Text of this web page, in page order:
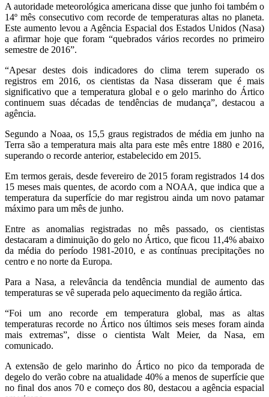
A autoridade meteorológica americana disse que junho foi também o
14º mês consecutivo com recorde de temperaturas altas no planeta.
Este aumento levou a Agência Espacial dos Estados Unidos (Nasa)
a afirmar hoje que foram “quebrados vários recordes no primeiro
semestre de 2016”.
“Apesar destes dois indicadores do clima terem superado os
registros em 2016, os cientistas da Nasa disseram que é mais
significativo que a temperatura global e o gelo marinho do Ártico
continuem suas décadas de tendências de mudança”, destacou a
agência.
Segundo a Noaa, os 15,5 graus registrados de média em junho na
Terra são a temperatura mais alta para este mês entre 1880 e 2016,
superando o recorde anterior, estabelecido em 2015.
Em termos gerais, desde fevereiro de 2015 foram registrados 14 dos
15 meses mais quentes, de acordo com a NOAA, que indica que a
temperatura da superfície do mar registrou ainda um novo patamar
máximo para um mês de junho.
Entre as anomalias registradas no mês passado, os cientistas
destacaram a diminuição do gelo no Ártico, que ficou 11,4% abaixo
da média do período 1981-2010, e as contínuas precipitações no
centro e no norte da Europa.
Para a Nasa, a relevância da tendência mundial de aumento das
temperaturas se vê superada pelo aquecimento da região ártica.
“Foi um ano recorde em temperatura global, mas as altas
temperaturas recorde no Ártico nos últimos seis meses foram ainda
mais extremas”, disse o cientista Walt Meier, da Nasa, em
comunicado.
A extensão de gelo marinho do Ártico no pico da temporada de
degelo do verão cobre na atualidade 40% a menos de superfície que
no final dos anos 70 e começo dos 80, destacou a agência espacial